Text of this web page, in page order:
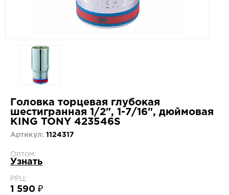
Головка торцевая глубокая
шестигранная 1/2", 1-7/16", дюймовая
KING TONY 423546S
Артикул: 1124317
Оптом:
Узнать
РРЦ:
1 590 ₽